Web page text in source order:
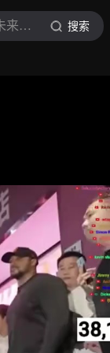
未来科技观 搜索